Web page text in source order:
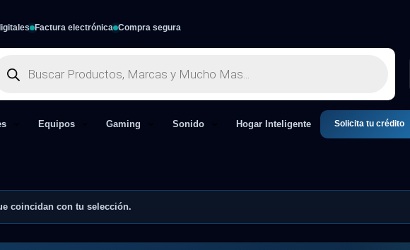
Factura electrónica Compra segura
Equipos Gaming Sonido Hogar Inteligente Solicita tu crédito
coincidan con tu selección.